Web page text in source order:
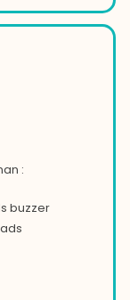
:
buzzer